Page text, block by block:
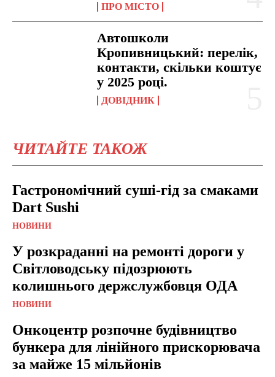
ПРО МІСТО
Автошколи
Кропивницький: перелік,
контакти, скільки коштує
у 2025 році.
ДОВІДНИК
ЧИТАЙТЕ ТАКОЖ
Гастрономічний суші-гід за смаками
Dart Sushi
НОВИНИ
У розкраданні на ремонті дороги у
Світловодську підозрюють
колишнього держслужбовця ОДА
НОВИНИ
Онкоцентр розпочне будівництво
бункера для лінійного прискорювача
за майже 15 мільйонів